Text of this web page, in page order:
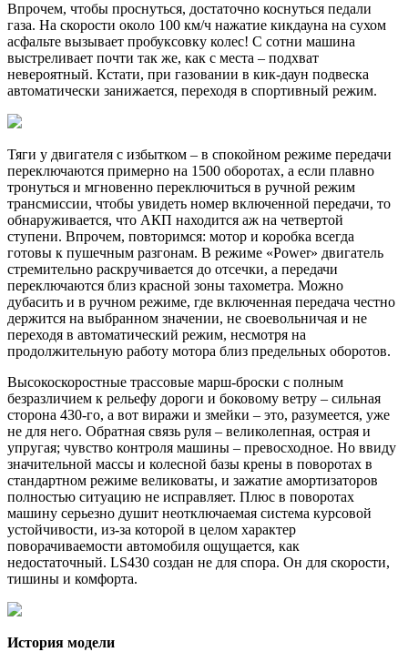
Впрочем, чтобы проснуться, достаточно коснуться педали
газа. На скорости около 100 км/ч нажатие кикдауна на сухом
асфальте вызывает пробуксовку колес! С сотни машина
выстреливает почти так же, как с места – подхват
невероятный. Кстати, при газовании в кик-даун подвеска
автоматически занижается, переходя в спортивный режим.
Тяги у двигателя с избытком – в спокойном режиме передачи
переключаются примерно на 1500 оборотах, а если плавно
тронуться и мгновенно переключиться в ручной режим
трансмиссии, чтобы увидеть номер включенной передачи, то
обнаруживается, что АКП находится аж на четвертой
ступени. Впрочем, повторимся: мотор и коробка всегда
готовы к пушечным разгонам. В режиме «Power» двигатель
стремительно раскручивается до отсечки, а передачи
переключаются близ красной зоны тахометра. Можно
дубасить и в ручном режиме, где включенная передача честно
держится на выбранном значении, не своевольничая и не
переходя в автоматический режим, несмотря на
продолжительную работу мотора близ предельных оборотов.
Высокоскоростные трассовые марш-броски с полным
безразличием к рельефу дороги и боковому ветру – сильная
сторона 430-го, а вот виражи и змейки – это, разумеется, уже
не для него. Обратная связь руля – великолепная, острая и
упругая; чувство контроля машины – превосходное. Но ввиду
значительной массы и колесной базы крены в поворотах в
стандартном режиме великоваты, и зажатие амортизаторов
полностью ситуацию не исправляет. Плюс в поворотах
машину серьезно душит неотключаемая система курсовой
устойчивости, из-за которой в целом характер
поворачиваемости автомобиля ощущается, как
недостаточный. LS430 создан не для спора. Он для скорости,
тишины и комфорта.
История модели